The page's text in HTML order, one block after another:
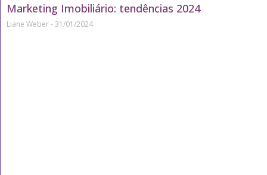
Marketing Imobiliário: tendências 2024
Liane Weber 31/01/2024